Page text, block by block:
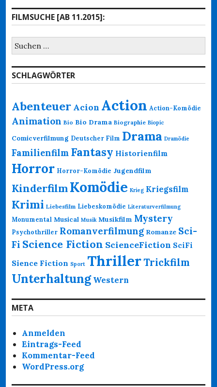
FILMSUCHE [AB 11.2015]:
Suchen
nach:
SCHLAGWÖRTER
Abenteuer Acion Action Action-Komödie
Animation Bio Bio Drama Biographie Biopic
Comicverfilmung Deutscher Film Drama Dramödie
Familienfilm Fantasy Historienfilm
Horror Horror-Komödie Jugendfilm
KinderfilmKomödie Krieg Kriegsfilm
Krimi Liebesfilm Liebeskomödie Literaturverfilmung
Monumental Musical Musik Musikfilm Mystery
Psychothriller Romanverfilmung Romanze Sci-
Fi Science Fiction ScienceFiction SciFi
Sience Fiction Sport ThrillerTrickfilm
Unterhaltung Western
META
Anmelden
Eintrags-Feed
Kommentar-Feed
WordPress.org